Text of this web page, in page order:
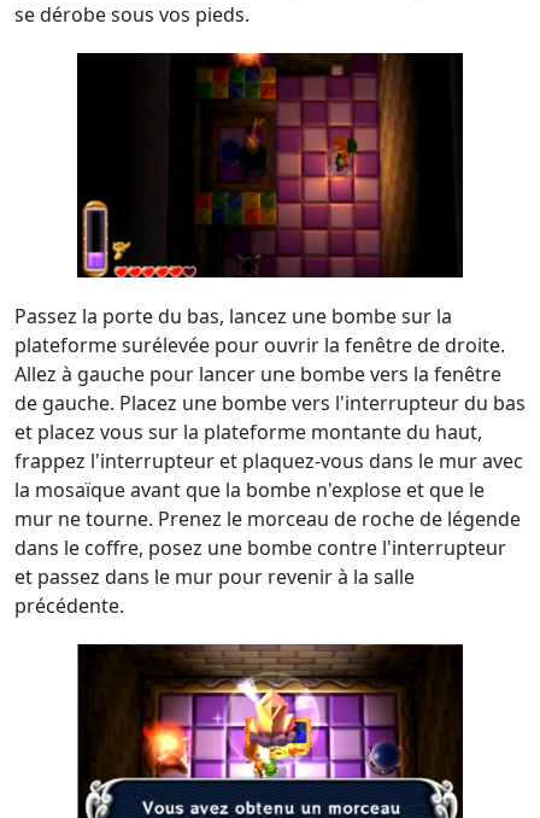
se dérobe sous vos pieds.
Passez la porte du bas, lancez une bombe sur la
plateforme surélevée pour ouvrir la fenêtre de droite.
Allez à gauche pour lancer une bombe vers la fenêtre
de gauche. Placez une bombe vers l'interrupteur du bas
et placez vous sur la plateforme montante du haut,
frappez l'interrupteur et plaquez-vous dans le mur avec
la mosaïque avant que la bombe n'explose et que le
mur ne tourne. Prenez le morceau de roche de légende
dans le coffre, posez une bombe contre l'interrupteur
et passez dans le mur pour revenir à la salle
précédente.